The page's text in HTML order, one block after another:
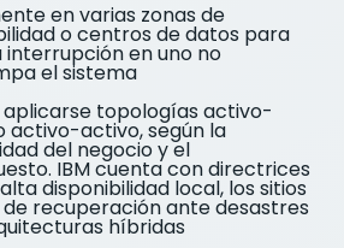
en varias zonas de
o centros de datos para
interrupción en uno no
el sistema
aplicarse topologías activo-
activo-activo, según la
del negocio y el
IBM cuenta con directrices
disponibilidad local, los sitios
de recuperación ante desastres
híbridas